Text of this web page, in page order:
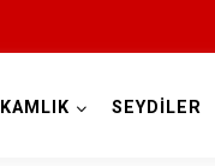
SEYDİLER